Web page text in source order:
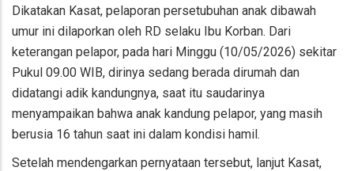
Dikatakan Kasat, pelaporan persetubuhan anak dibawah
umur ini dilaporkan oleh RD selaku Ibu Korban. Dari
keterangan pelapor, pada hari Minggu (10/05/2026) sekitar
Pukul 09.00 WIB, dirinya sedang berada dirumah dan
didatangi adik kandungnya, saat itu saudarinya
menyampaikan bahwa anak kandung pelapor, yang masih
berusia 16 tahun saat ini dalam kondisi hamil.
Setelah mendengarkan pernyataan tersebut, lanjut Kasat,